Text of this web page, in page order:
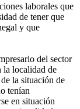
laborales que
de tener que
y que
del sector
la localidad de
la situación de
tenían
en situación